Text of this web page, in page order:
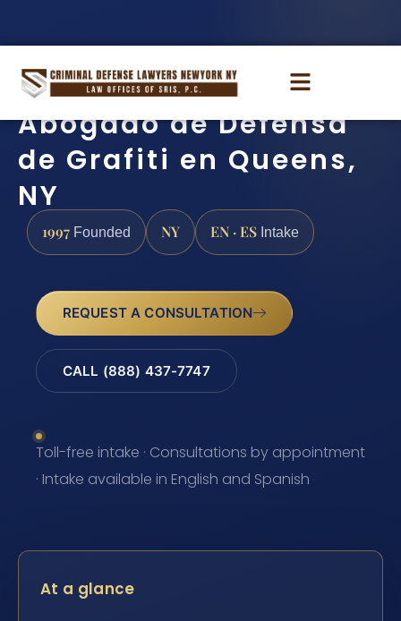
Abogado de Defensa
de Grafiti en Queens,
NY
1997 Founded NY EN · ES Intake
REQUEST A CONSULTATION
CALL (888) 437-7747
Toll-free intake · Consultations by appointment
· Intake available in English and Spanish
At a glance